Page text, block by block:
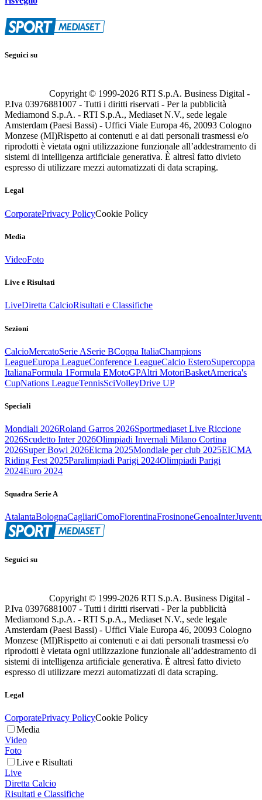
Seguici su
Copyright © 1999-2026 RTI S.p.A. Business Digital -
P.Iva 03976881007 - Tutti i diritti riservati - Per la pubblicità
Mediamond S.p.A. - RTI S.p.A., Mediaset N.V., sede legale
Amsterdam (Paesi Bassi) - Uffici Viale Europa 46, 20093 Cologno
Monzese (MI)Rispetto ai contenuti e ai dati personali trasmessi e/o
riprodotti è vietata ogni utilizzazione funzionale all’addestramento di
sistemi di intelligenza artificiale generativa. È altresì fatto divieto
espresso di utilizzare mezzi automatizzati di data scraping.
Legal
CorporatePrivacy PolicyCookie Policy
Media
VideoFoto
Live e Risultati
LiveDiretta CalcioRisultati e Classifiche
Sezioni
CalcioMercatoSerie ASerie BCoppa ItaliaChampions
LeagueEuropa LeagueConference LeagueCalcio EsteroSupercoppa
ItalianaFormula 1Formula EMotoGPAltri MotoriBasketAmerica's
CupNations LeagueTennisSciVolleyDrive UP
Speciali
Mondiali 2026Roland Garros 2026Sportmediaset Live Riccione
2026Scudetto Inter 2026Olimpiadi Invernali Milano Cortina
2026Super Bowl 2026Eicma 2025Mondiale per club 2025EICMA
Riding Fest 2025Paralimpiadi Parigi 2024Olimpiadi Parigi
2024Euro 2024
Squadra Serie A
AtalantaBolognaCagliariComoFiorentinaFrosinoneGenoaInter
Seguici su
Copyright © 1999-2026 RTI S.p.A. Business Digital -
P.Iva 03976881007 - Tutti i diritti riservati - Per la pubblicità
Mediamond S.p.A. - RTI S.p.A., Mediaset N.V., sede legale
Amsterdam (Paesi Bassi) - Uffici Viale Europa 46, 20093 Cologno
Monzese (MI)Rispetto ai contenuti e ai dati personali trasmessi e/o
riprodotti è vietata ogni utilizzazione funzionale all’addestramento di
sistemi di intelligenza artificiale generativa. È altresì fatto divieto
espresso di utilizzare mezzi automatizzati di data scraping.
Legal
CorporatePrivacy PolicyCookie Policy
Media
Video
Foto
Live e Risultati
Live
Diretta Calcio
Risultati e Classifiche